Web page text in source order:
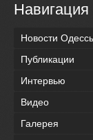
Навигация
Новости
Публикации
Интервью
Видео
Галерея